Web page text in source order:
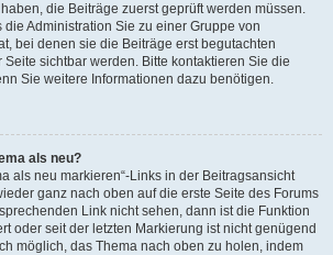
die Beiträge zuerst geprüft werden müssen.
die Administration Sie zu einer Gruppe von
bei denen sie die Beiträge erst begutachten
Seite sichtbar werden. Bitte kontaktieren Sie die
Sie weitere Informationen dazu benötigen.
als neu?
als neu markieren“-Links in der Beitragsansicht
ganz nach oben auf die erste Seite des Forums
Link nicht sehen, dann ist die Funktion
oder seit der letzten Markierung ist nicht genügend
möglich, das Thema nach oben zu holen, indem